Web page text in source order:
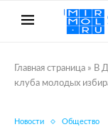
Главная страница » В
клуба молодых
Новости Общество